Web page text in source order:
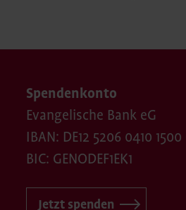
Spendenkonto
Evangelische Bank eG
IBAN: DE12 5206 0410 1500
BIC: GENODEF1EK1
Jetzt spenden